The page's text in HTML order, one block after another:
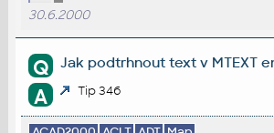
30.6.2000
Q Jak podtrhnout text v MTEXT
A Tip 346